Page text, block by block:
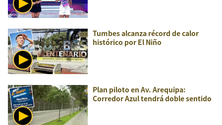
Tumbes alcanza récord de calor
histórico por El Niño
Plan piloto en Av. Arequipa:
Corredor Azul tendrá doble sentido